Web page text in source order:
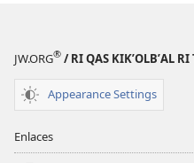
JW.ORG® / RI QAS KIKʼOLBʼAL RI
Appearance Settings
Enlaces